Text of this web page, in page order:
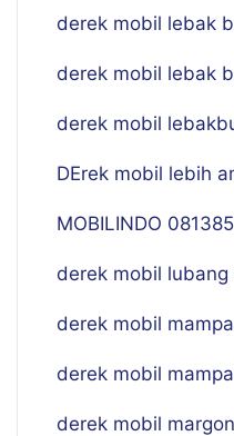
derek mobil lebak
derek mobil lebak
derek mobil
DErek mobil lebih
MOBILINDO
derek mobil
derek mobil
derek mobil
derek mobil